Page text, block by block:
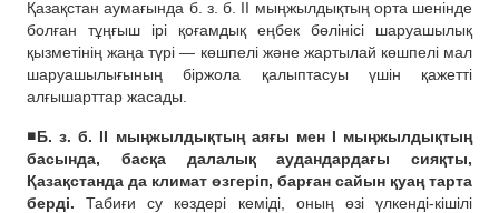
Қазақстан аумағында б. з. б. II мыңжылдықтың орта шенінде
болған тұңғыш ірі қоғамдық еңбек бөлінісі шаруашылық
қызметінің жаңа түрі — көшпелі және жартылай көшпелі мал
шаруашылығының біржола қалыптасуы үшін қажетті
алғышарттар жасады.
◾️Б. з. б. II мыңжылдықтың аяғы мен I мыңжылдықтың
басында, басқа далалық аудандардағы сияқты,
Қазақстанда да климат өзгеріп, барған сайын қуаң тарта
берді. Табиғи су көздері кеміді, оның өзі үлкенді-кішілі